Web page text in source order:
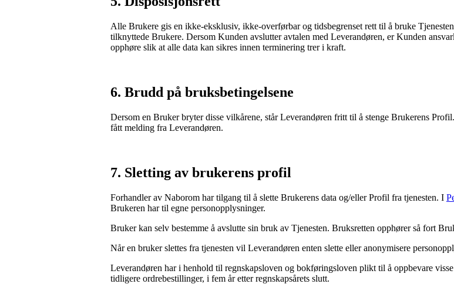
Alle Brukere gis en ikke-eksklusiv, ikke-overførbar og tidsbegrenset rett til å bruke
tilknyttede Brukere. Dersom Kunden avslutter avtalen med Leverandøren, er Kunden
opphøre slik at alle data kan sikres innen terminering trer i kraft.
6. Brudd på bruksbetingelsene
Dersom en Bruker bryter disse vilkårene, står Leverandøren fritt til å stenge Brukerens
fått melding fra Leverandøren.
7. Sletting av brukerens profil
Forhandler av Naborom har tilgang til å slette Brukerens data og/eller Profil fra tjenesten. I
Brukeren har til egne personopplysninger.
Bruker kan selv bestemme å avslutte sin bruk av Tjenesten. Bruksretten opphører så fort
Når en bruker slettes fra tjenesten vil Leverandøren enten slette eller anonymisere
Leverandøren har i henhold til regnskapsloven og bokføringsloven plikt til å oppbevare
tidligere ordrebestillinger, i fem år etter regnskapsårets slutt.